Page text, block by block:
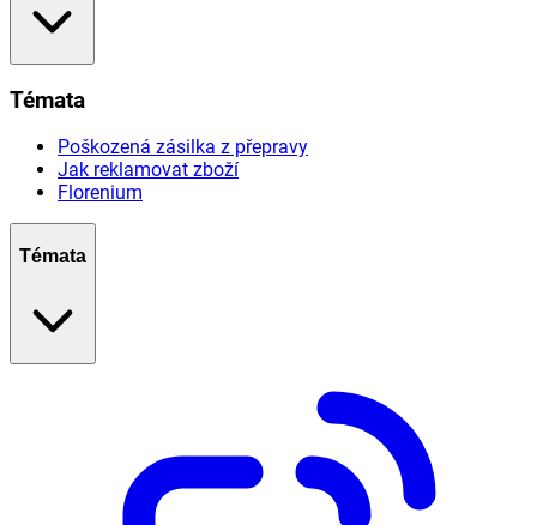
Témata
Poškozená zásilka z přepravy
Jak reklamovat zboží
Florenium
Témata